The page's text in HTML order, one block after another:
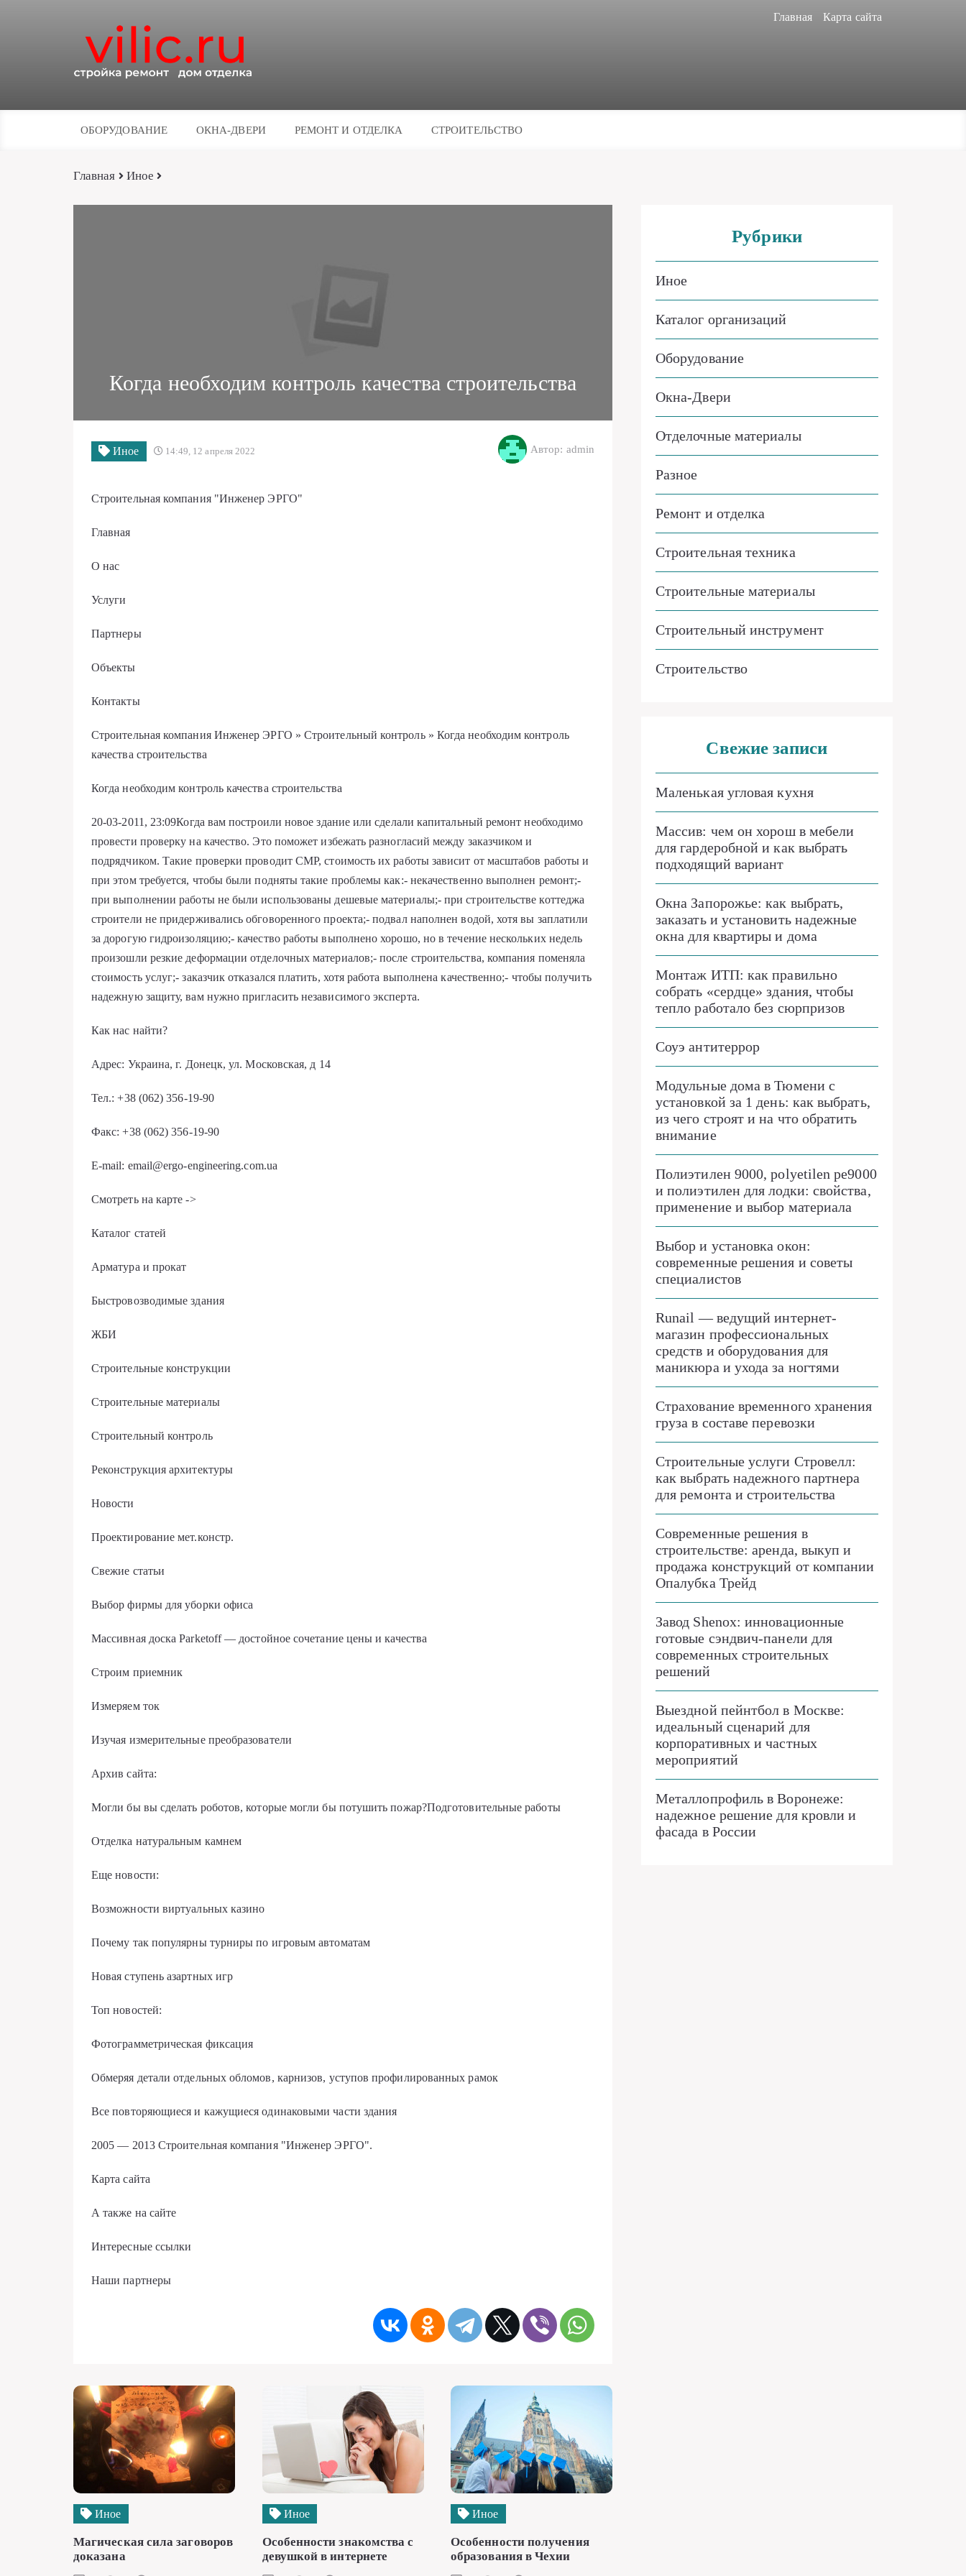
Главная Карта сайта
ОБОРУДОВАНИЕ ОКНА-ДВЕРИ РЕМОНТ И ОТДЕЛКА СТРОИТЕЛЬСТВО
Главная Иное
Когда необходим контроль качества строительства
Иное 14:49, 12 апреля 2022 Автор: admin
Строительная компания "Инженер ЭРГО"
Главная
О нас
Услуги
Партнеры
Объекты
Контакты
Строительная компания Инженер ЭРГО » Строительный контроль » Когда необходим контроль
качества строительства
Когда необходим контроль качества строительства
20-03-2011, 23:09Когда вам построили новое здание или сделали капитальный ремонт необходимо
провести проверку на качество. Это поможет избежать разногласий между заказчиком и
подрядчиком. Такие проверки проводит СМР, стоимость их работы зависит от масштабов работы и
при этом требуется, чтобы были подняты такие проблемы как:- некачественно выполнен ремонт;-
при выполнении работы не были использованы дешевые материалы;- при строительстве коттеджа
строители не придерживались обговоренного проекта;- подвал наполнен водой, хотя вы заплатили
за дорогую гидроизоляцию;- качество работы выполнено хорошо, но в течение нескольких недель
произошли резкие деформации отделочных материалов;- после строительства, компания поменяла
стоимость услуг;- заказчик отказался платить, хотя работа выполнена качественно;- чтобы получить
надежную защиту, вам нужно пригласить независимого эксперта.
Как нас найти?
Адрес: Украина, г. Донецк, ул. Московская, д 14
Тел.: +38 (062) 356-19-90
Факс: +38 (062) 356-19-90
E-mail: email@ergo-engineering.com.ua
Смотреть на карте ->
Каталог статей
Арматура и прокат
Быстровозводимые здания
ЖБИ
Строительные конструкции
Строительные материалы
Строительный контроль
Реконструкция архитектуры
Новости
Проектирование мет.констр.
Свежие статьи
Выбор фирмы для уборки офиса
Массивная доска Parketoff — достойное сочетание цены и качества
Строим приемник
Измеряем ток
Изучая измерительные преобразователи
Архив сайта:
Могли бы вы сделать роботов, которые могли бы потушить пожар?Подготовительные работы
Отделка натуральным камнем
Еще новости:
Возможности виртуальных казино
Почему так популярны турниры по игровым автоматам
Новая ступень азартных игр
Топ новостей:
Фотограмметрическая фиксация
Обмеряя детали отдельных обломов, карнизов, уступов профилированных рамок
Все повторяющиеся и кажущиеся одинаковыми части здания
2005 — 2013 Строительная компания "Инженер ЭРГО".
Карта сайта
А также на сайте
Интересные ссылки
Наши партнеры
Иное
Магическая сила заговоров
доказана
Иное
Особенности знакомства с
девушкой в интернете
Иное
Особенности получения
образования в Чехии
Рубрики
Иное
Каталог организаций
Оборудование
Окна-Двери
Отделочные материалы
Разное
Ремонт и отделка
Строительная техника
Строительные материалы
Строительный инструмент
Строительство
Свежие записи
Маленькая угловая кухня
Массив: чем он хорош в мебели
для гардеробной и как выбрать
подходящий вариант
Окна Запорожье: как выбрать,
заказать и установить надежные
окна для квартиры и дома
Монтаж ИТП: как правильно
собрать «сердце» здания, чтобы
тепло работало без сюрпризов
Соуэ антитеррор
Модульные дома в Тюмени с
установкой за 1 день: как выбрать,
из чего строят и на что обратить
внимание
Полиэтилен 9000, polyetilen pe9000
и полиэтилен для лодки: свойства,
применение и выбор материала
Выбор и установка окон:
современные решения и советы
специалистов
Runail — ведущий интернет-
магазин профессиональных
средств и оборудования для
маникюра и ухода за ногтями
Страхование временного хранения
груза в составе перевозки
Строительные услуги Стровелл:
как выбрать надежного партнера
для ремонта и строительства
Современные решения в
строительстве: аренда, выкуп и
продажа конструкций от компании
Опалубка Трейд
Завод Shenox: инновационные
готовые сэндвич-панели для
современных строительных
решений
Выездной пейнтбол в Москве:
идеальный сценарий для
корпоративных и частных
мероприятий
Металлопрофиль в Воронеже:
надежное решение для кровли и
фасада в России